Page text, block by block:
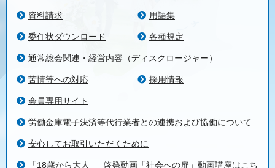
資料請求 用語集
委任状ダウンロード 各種規定
通常総会関連・経営内容（ディスクロージャー）
苦情等への対応 採用情報
会員専用サイト
労働金庫電子決済等代行業者との連携および協働について
安心してお取引いただくために
「18歳から大人」_啓発動画「社会への扉」動画講座はこち